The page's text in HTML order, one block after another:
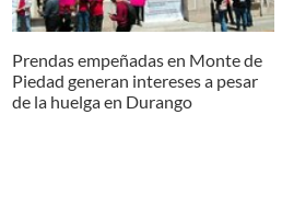
Prendas empeñadas en Monte de
Piedad generan intereses a pesar
de la huelga en Durango